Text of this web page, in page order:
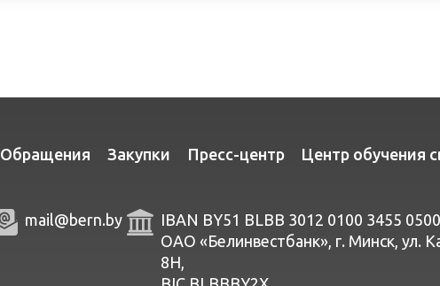
Обращения Закупки Пресс-центр Центр обучения
mail@bern.by
IBAN BY51 BLBB 3012 0100 3455
ОАО «Белинвестбанк», г. Минск, ул.
8Н,